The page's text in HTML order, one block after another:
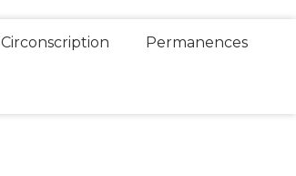
Circonscription Permanences